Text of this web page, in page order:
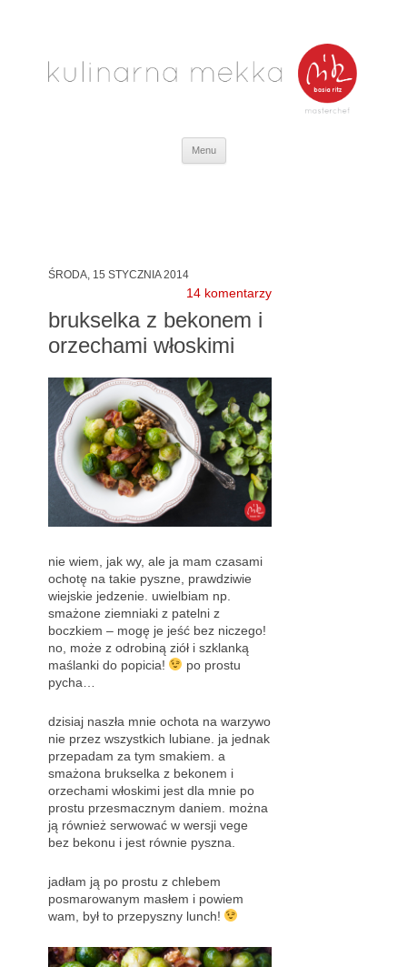
Menu
ŚRODA, 15 STYCZNIA 2014
14 komentarzy
brukselka z bekonem i
orzechami włoskimi
nie wiem, jak wy, ale ja mam czasami
ochotę na takie pyszne, prawdziwie
wiejskie jedzenie. uwielbiam np.
smażone ziemniaki z patelni z
boczkiem – mogę je jeść bez niczego!
no, może z odrobiną ziół i szklanką
maślanki do popicia!
po prostu
pycha…
dzisiaj naszła mnie ochota na warzywo
nie przez wszystkich lubiane. ja jednak
przepadam za tym smakiem. a
smażona brukselka z bekonem i
orzechami włoskimi jest dla mnie po
prostu przesmacznym daniem. można
ją również serwować w wersji vege
bez bekonu i jest równie pyszna.
jadłam ją po prostu z chlebem
posmarowanym masłem i powiem
wam, był to przepyszny lunch!